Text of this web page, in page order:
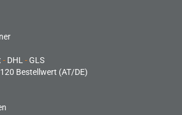
- DHL -GLS
Bestellwert (AT/DE)